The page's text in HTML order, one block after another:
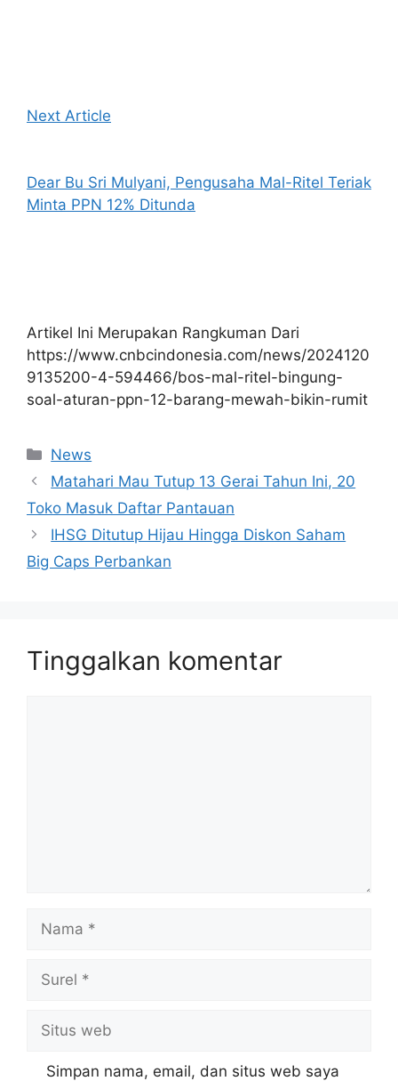
Next Article
Dear Bu Sri Mulyani, Pengusaha Mal-Ritel Teriak
Minta PPN 12% Ditunda
Artikel Ini Merupakan Rangkuman Dari
https://www.cnbcindonesia.com/news/2024120
9135200-4-594466/bos-mal-ritel-bingung-
soal-aturan-ppn-12-barang-mewah-bikin-rumit
Kategori
News
Matahari Mau Tutup 13 Gerai Tahun Ini, 20
Toko Masuk Daftar Pantauan
IHSG Ditutup Hijau Hingga Diskon Saham
Big Caps Perbankan
Tinggalkan komentar
web
Simpan nama, email, dan situs web saya